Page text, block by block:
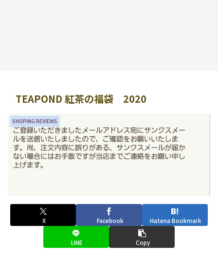
TEAPOND 紅茶の福袋 2020
SHOPING REVIEWS
X Facebook Hatena Bookmark
LINE Copy